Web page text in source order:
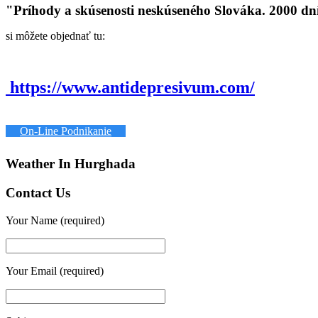
"Príhody a skúsenosti neskúseného Slováka. 2000
si môžete objednať tu:
https://www.antidepresivum.com/
On-Line Podnikanie
Weather In Hurghada
Contact Us
Your Name (required)
Your Email (required)